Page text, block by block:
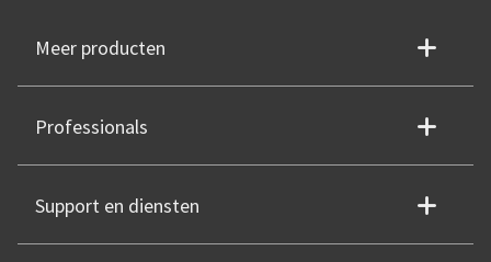
Meer producten
Professionals
Support en diensten